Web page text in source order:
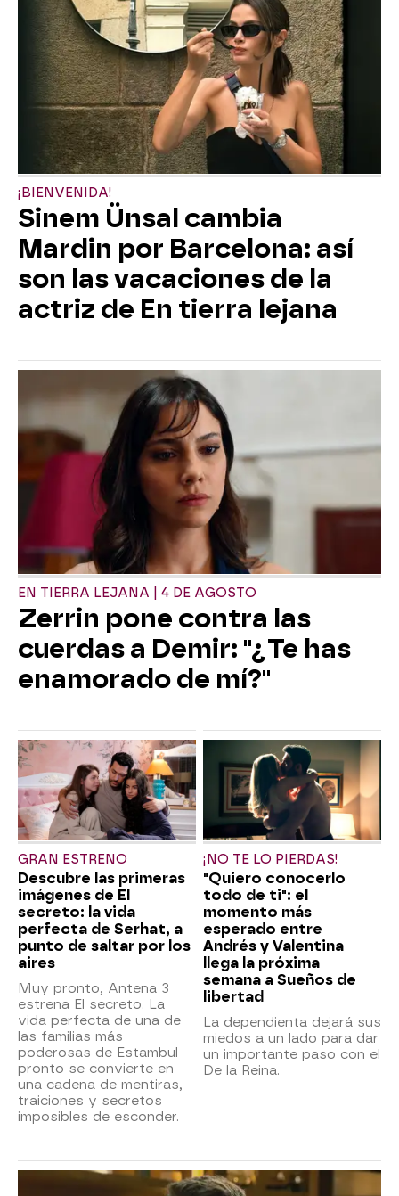
¡BIENVENIDA!
Sinem Ünsal cambia
Mardin por Barcelona: así
son las vacaciones de la
actriz de En tierra lejana
EN TIERRA LEJANA | 4 DE AGOSTO
Zerrin pone contra las
cuerdas a Demir: "¿Te has
enamorado de mí?"
GRAN ESTRENO
Descubre las primeras
imágenes de El
secreto: la vida
perfecta de Serhat, a
punto de saltar por los
aires
Muy pronto, Antena 3
estrena El secreto. La
vida perfecta de una de
las familias más
poderosas de Estambul
pronto se convierte en
una cadena de mentiras,
traiciones y secretos
imposibles de esconder.
¡NO TE LO PIERDAS!
"Quiero conocerlo
todo de ti": el
momento más
esperado entre
Andrés y Valentina
llega la próxima
semana a Sueños de
libertad
La dependienta dejará sus
miedos a un lado para dar
un importante paso con el
De la Reina.